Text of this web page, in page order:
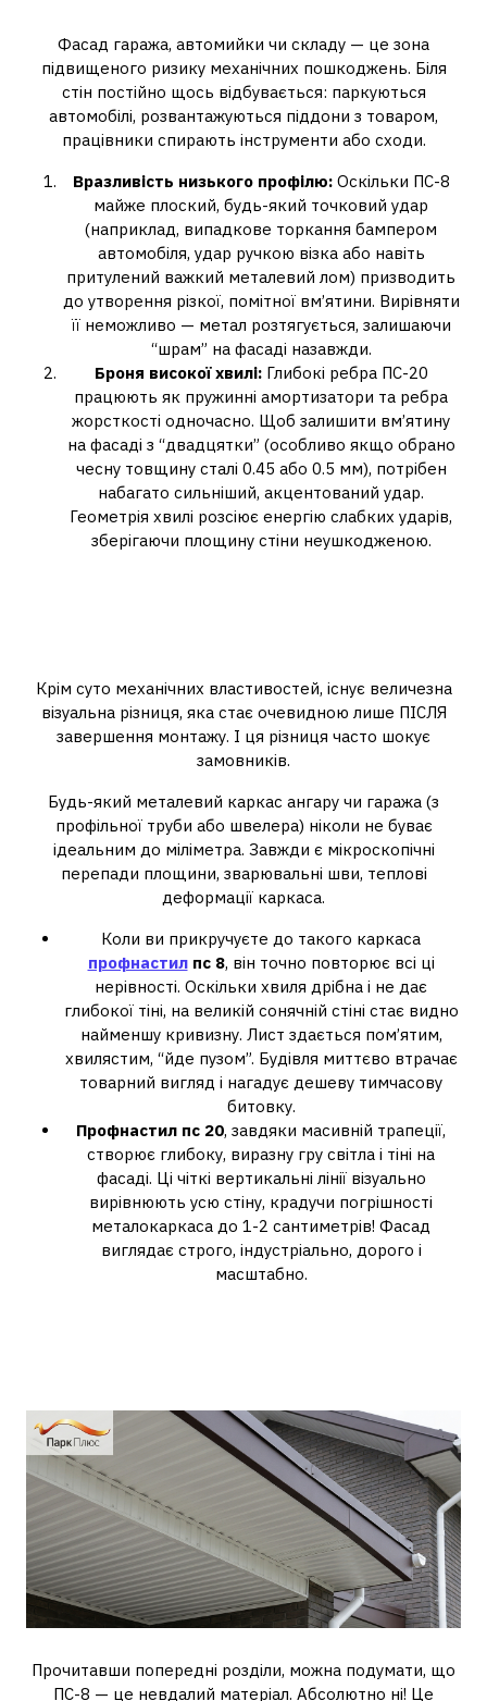
Фасад гаража, автомийки чи складу — це зона
підвищеного ризику механічних пошкоджень. Біля
стін постійно щось відбувається: паркуються
автомобілі, розвантажуються піддони з товаром,
працівники спирають інструменти або сходи.
Вразливість низького профілю:Оскільки ПС-8
майже плоский, будь-який точковий удар
(наприклад, випадкове торкання бампером
автомобіля, удар ручкою візка або навіть
притулений важкий металевий лом) призводить
до утворення різкої, помітної вм’ятини. Вирівняти
її неможливо — метал розтягується, залишаючи
“шрам” на фасаді назавжди.
Броня високої хвилі:Глибокі ребра ПС-20
працюють як пружинні амортизатори та ребра
жорсткості одночасно. Щоб залишити вм’ятину
на фасаді з “двадцятки” (особливо якщо обрано
чесну товщину сталі 0.45 або 0.5 мм), потрібен
набагато сильніший, акцентований удар.
Геометрія хвилі розсіює енергію слабких ударів,
зберігаючи площину стіни неушкодженою.
Крім суто механічних властивостей, існує величезна
візуальна різниця, яка стає очевидною лише ПІСЛЯ
завершення монтажу. І ця різниця часто шокує
замовників.
Будь-який металевий каркас ангару чи гаража (з
профільної труби або швелера) ніколи не буває
ідеальним до міліметра. Завжди є мікроскопічні
перепади площини, зварювальні шви, теплові
деформації каркаса.
Коли ви прикручуєте до такого каркаса
профнастилпс 8, він точно повторює всі ці
нерівності. Оскільки хвиля дрібна і не дає
глибокої тіні, на великій сонячній стіні стає видно
найменшу кривизну. Лист здається пом’ятим,
хвилястим, “йде пузом”. Будівля миттєво втрачає
товарний вигляд і нагадує дешеву тимчасову
битовку.
Профнастил пс 20, завдяки масивній трапеції,
створює глибоку, виразну гру світла і тіні на
фасаді. Ці чіткі вертикальні лінії візуально
вирівнюють усю стіну, крадучи погрішності
металокаркаса до 1-2 сантиметрів! Фасад
виглядає строго, індустріально, дорого і
масштабно.
Прочитавши попередні розділи, можна подумати, що
ПС-8 — це невдалий матеріал. Абсолютно ні! Це